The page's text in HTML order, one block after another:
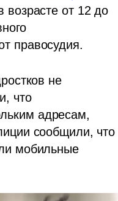
возрасте от 12 до
правосудия.
не
что
адресам,
сообщили, что
мобильные